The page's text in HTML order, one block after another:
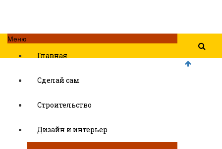
Меню
Главная
Сделай сам
Строительство
Дизайн и интерьер